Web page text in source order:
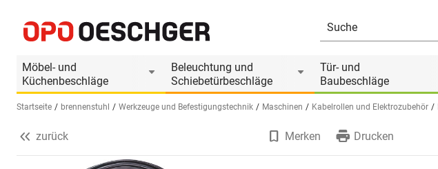
Möbel- und
Küchenbeschläge
Beleuchtung und
Schiebetürbeschläge
Tür- und
Baubeschläge
Sprache wählen (DE)
Startseite brennenstuhl Werkzeuge und Befestigungstechnik Maschinen Kabelrollen und Elektrozubehör
Produktinformationen
zurück Merken Drucken